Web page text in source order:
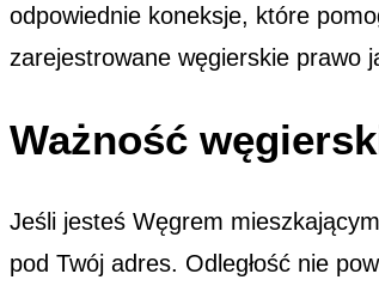
odpowiednie koneksje, które
zarejestrowane węgierskie prawo
Ważność
Jeśli jesteś Węgrem
pod Twój adres. Odległość nie